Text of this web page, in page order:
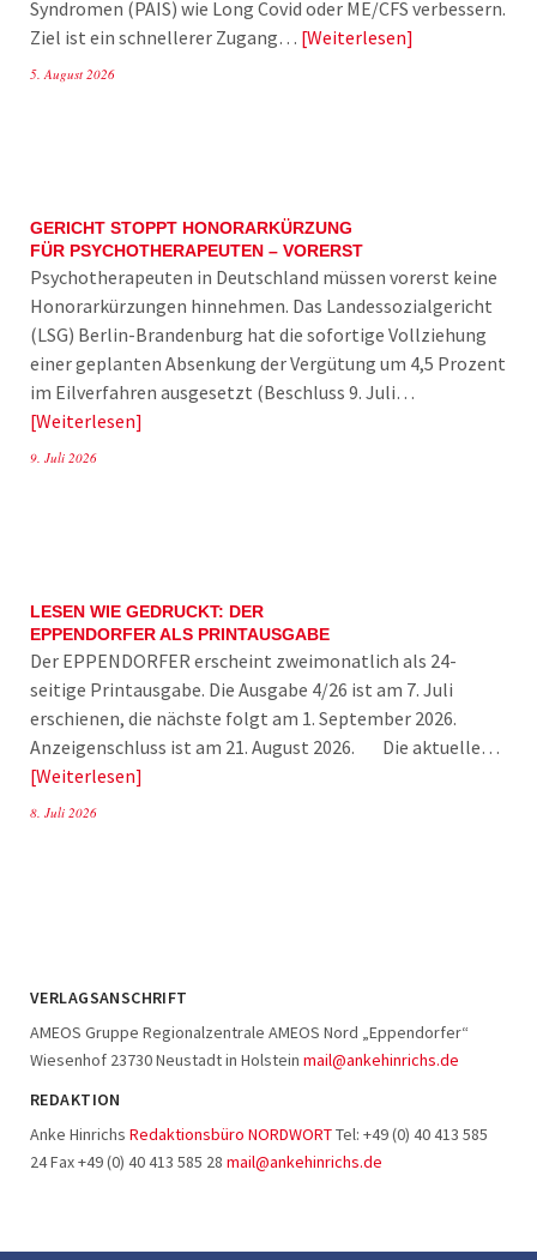
Syndromen (PAIS) wie Long Covid oder ME/CFS verbessern.
Ziel ist ein schnellerer Zugang… Weiterlesen
5. August 2026
GERICHT STOPPT HONORARKÜRZUNG
FÜR PSYCHOTHERAPEUTEN – VORERST
Psychotherapeuten in Deutschland müssen vorerst keine
Honorarkürzungen hinnehmen. Das Landessozialgericht
(LSG) Berlin-Brandenburg hat die sofortige Vollziehung
einer geplanten Absenkung der Vergütung um 4,5 Prozent
im Eilverfahren ausgesetzt (Beschluss 9. Juli…
Weiterlesen
9. Juli 2026
LESEN WIE GEDRUCKT: DER
EPPENDORFER ALS PRINTAUSGABE
Der EPPENDORFER erscheint zweimonatlich als 24-
seitige Printausgabe. Die Ausgabe 4/26 ist am 7. Juli
erschienen, die nächste folgt am 1. September 2026.
Anzeigenschluss ist am 21. August 2026. Die aktuelle…
Weiterlesen
8. Juli 2026
VERLAGSANSCHRIFT
AMEOS Gruppe Regionalzentrale AMEOS Nord „Eppendorfer“
Wiesenhof 23730 Neustadt in Holstein mail@ankehinrichs.de
REDAKTION
Anke Hinrichs Redaktionsbüro NORDWORTTel: +49 (0) 40 413 585
24 Fax +49 (0) 40 413 585 28 mail@ankehinrichs.de